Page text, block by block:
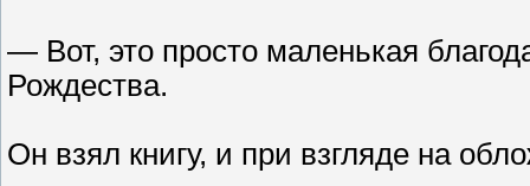
— Вот, это просто маленькая
Рождества.
Он взял книгу, и при взгляде на